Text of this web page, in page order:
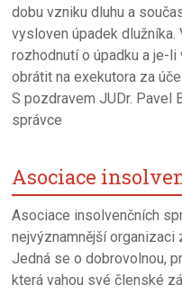
dobu vzniku dluhu a
vysloven úpadek
rozhodnutí o úpadku a je-
obrátit na exekutora za
S pozdravem JUDr. Pavel
správce
Asociace
Asociace insolvenčních
nejvýznamnější
Jedná se o dobrovolnou,
která vahou své členské